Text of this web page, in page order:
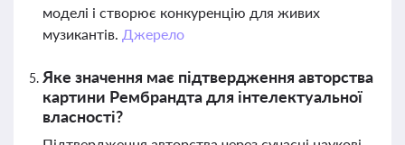
моделі і створює конкуренцію для живих
музикантів. Джерело
Яке значення має підтвердження авторства
картини Рембрандта для інтелектуальної
власності?